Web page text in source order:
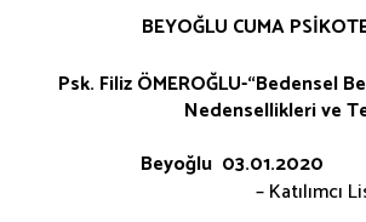
BEYOĞLU CUMA
Psk. Filiz ÖMEROĞLU-“Bedensel
Nedensellikleri ve
Beyoğlu 03.01.2020
– Katılımcı